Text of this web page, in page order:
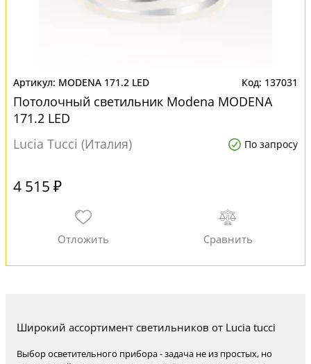
MODENA 171.2 LED 137031
Потолочный светильник Modena MODENA
171.2 LED
Lucia Tucci (Италия)
По запросу
4 515 ₽
Широкий ассортимент светильников от Lucia tucci
Выбор осветительного прибора - задача не из простых, но